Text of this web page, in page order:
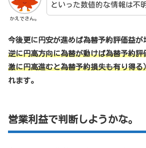
かえでさん。
といった数値的な情報は不明
今後更に円安が進めば為替予約評価益が
逆に円高方向に為替が動けば為替予約評
激に円高進むと為替予約損失も有り得る
れます。
営業利益で判断しようかな。